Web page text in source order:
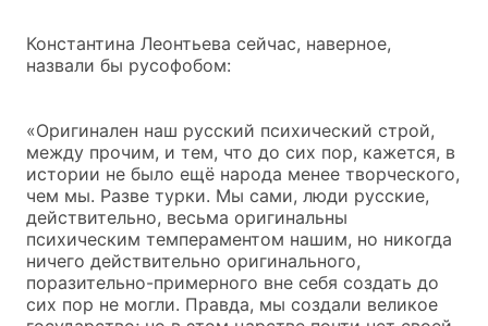
Константина Леонтьева сейчас, наверное,
назвали бы русофобом:
«Оригинален наш русский психический строй,
между прочим, и тем, что до сих пор, кажется, в
истории не было ещё народа менее творческого,
чем мы. Разве турки. Мы сами, люди русские,
действительно, весьма оригинальны
психическим темпераментом нашим, но никогда
ничего действительно оригинального,
поразительно-примерного вне себя создать до
сих пор не могли. Правда, мы создали великое